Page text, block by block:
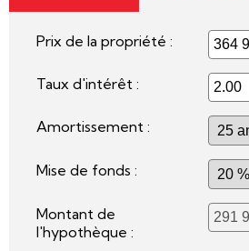
Prix de la propriété :
Taux d'intérêt :
Amortissement :
Mise de fonds :
Montant de
l'hypothèque :